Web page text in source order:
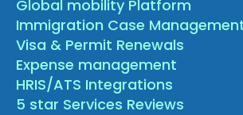
Global mobility Platform
Immigration Case
Visa & Permit Renewals
Expense management
HRIS/ATS Integrations
5 star Services Reviews